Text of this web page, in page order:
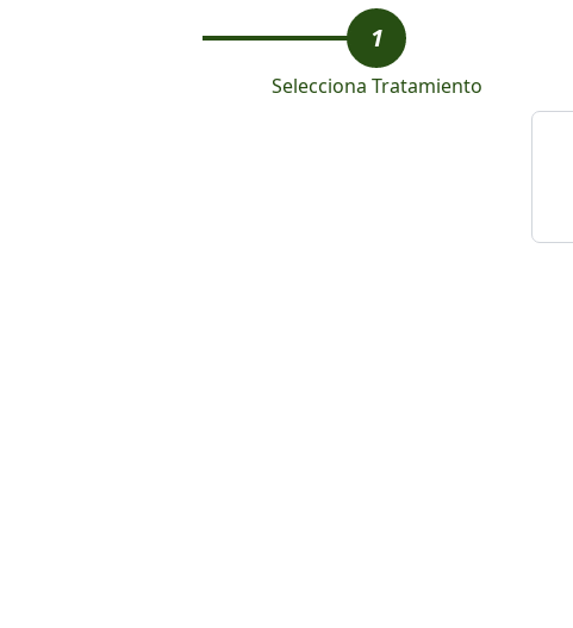
1
Selecciona Tratamiento